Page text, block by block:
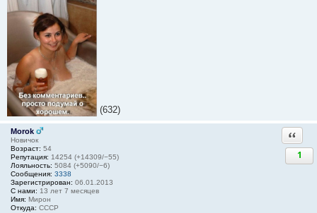
(632)
Morok
Новичок
Возраст: 54
Репутация: 14254 (+14309/−55)
Лояльность: 5084 (+5090/−6)
Сообщения: 3338
Зарегистрирован: 06.01.2013
С нами: 13 лет 7 месяцев
Имя: Мирон
Откуда: СССР
1